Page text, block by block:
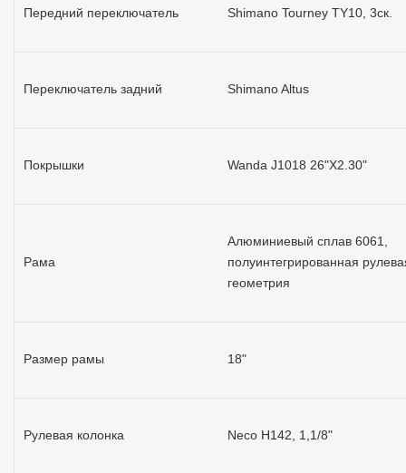
Передний переключатель Shimano Tourney TY10, 3ск.
Переключатель задний Shimano Altus
Покрышки Wanda J1018 26"X2.30"
Рама
Алюминиевый сплав 6061,
полуинтегрированная
геометрия
Размер рамы 18"
Рулевая колонка Neco H142, 1,1/8"